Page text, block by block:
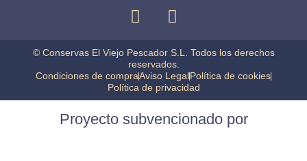
© Conservas El Viejo Pescador S.L. Todos los derechos
reservados.
Condiciones de compraAviso LegalPolítica de cookies
Política de privacidad
Proyecto subvencionado por